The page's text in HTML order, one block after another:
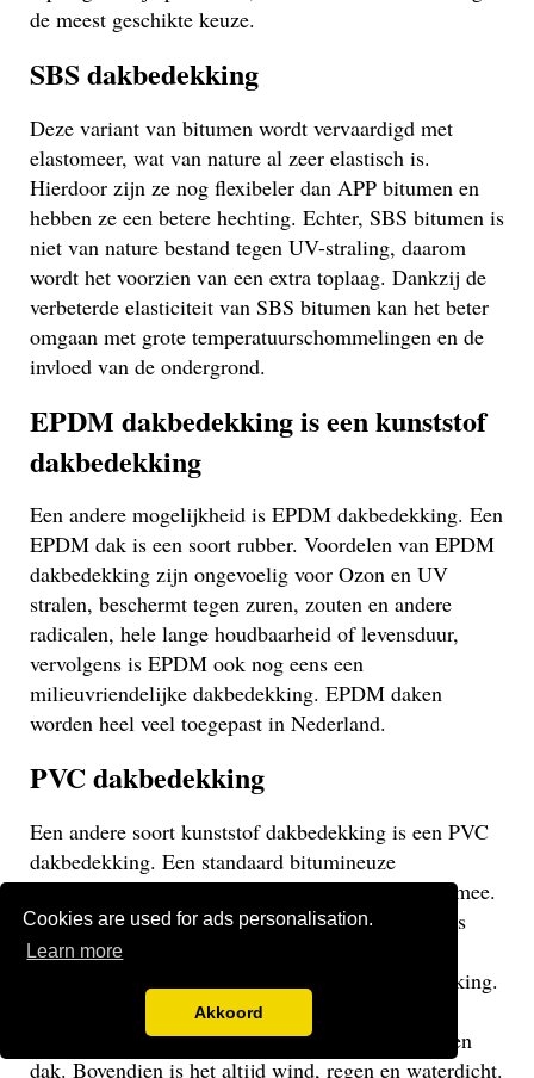
Cookies are used for ads personalisation.
Learn more
Akkoord
de meest geschikte keuze.
SBS dakbedekking
Deze variant van bitumen wordt vervaardigd met
elastomeer, wat van nature al zeer elastisch is.
Hierdoor zijn ze nog flexibeler dan APP bitumen en
hebben ze een betere hechting. Echter, SBS bitumen is
niet van nature bestand tegen UV-straling, daarom
wordt het voorzien van een extra toplaag. Dankzij de
verbeterde elasticiteit van SBS bitumen kan het beter
omgaan met grote temperatuurschommelingen en de
invloed van de ondergrond.
EPDM dakbedekking is een kunststof
dakbedekking
Een andere mogelijkheid is EPDM dakbedekking. Een
EPDM dak is een soort rubber. Voordelen van EPDM
dakbedekking zijn ongevoelig voor Ozon en UV
stralen, beschermt tegen zuren, zouten en andere
radicalen, hele lange houdbaarheid of levensduur,
vervolgens is EPDM ook nog eens een
milieuvriendelijke dakbedekking. EPDM daken
worden heel veel toegepast in Nederland.
PVC dakbedekking
Een andere soort kunststof dakbedekking is een PVC
dakbedekking. Een standaard bitumineuze
dakbedekking gaat veelal niet langer dan 15 jaar mee.
Een EPDM of PVC dak gaat veel langer mee en is
daarom een stuk duurzamer. Een PVC dak heeft
dezelfde eigenschappen als een EPDM dakbedekking.
Het gaat weliswaar iets minder lang mee dan een
EPDM dak, maar uiteraard langer dan een bitumen
dak. Bovendien is het altijd wind, regen en waterdicht.